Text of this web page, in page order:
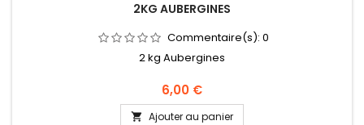
2KG AUBERGINES
Commentaire(s): 0
2 kg Aubergines
Prix
6,00 €
 Ajouter au panier